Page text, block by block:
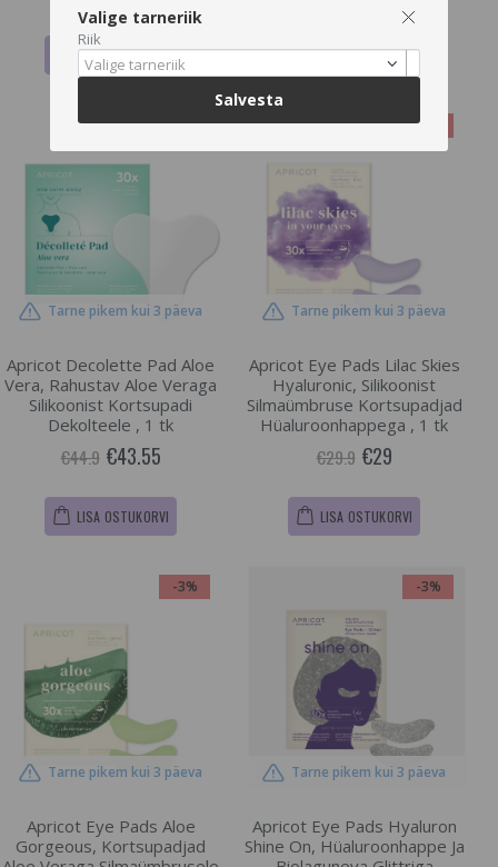
LISA OSTUKORVI LISA OSTUKORVI
-3%
Tarne pikem kui 3 päeva
Apricot Decolette Pad Aloe
Vera, Rahustav Aloe Veraga
Silikoonist Kortsupadi
Dekolteele , 1 tk
€44.9 €43.55
LISA OSTUKORVI
-3%
Tarne pikem kui 3 päeva
Apricot Eye Pads Lilac Skies
Hyaluronic, Silikoonist
Silmaümbruse Kortsupadjad
Hüaluroonhappega , 1 tk
€29.9 €29
LISA OSTUKORVI
-3%
Tarne pikem kui 3 päeva
Apricot Eye Pads Aloe
Gorgeous, Kortsupadjad
-3%
Tarne pikem kui 3 päeva
Apricot Eye Pads Hyaluron
Shine On, Hüaluroonhappe Ja
Valige tarneriik
Riik
Valige tarneriik
Salvesta